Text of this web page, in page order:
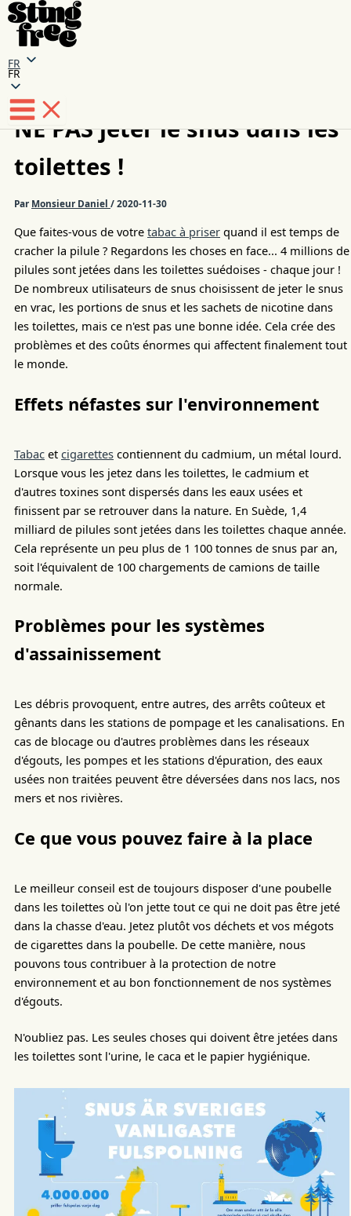
Skip
to
content
FR
FR
NE PAS jeter le snus dans les
toilettes !
Par Monsieur Daniel /2020-11-30
Que faites-vous de votre tabac à priser quand il est temps de
cracher la pilule ? Regardons les choses en face... 4 millions de
pilules sont jetées dans les toilettes suédoises - chaque jour !
De nombreux utilisateurs de snus choisissent de jeter le snus
en vrac, les portions de snus et les sachets de nicotine dans
les toilettes, mais ce n'est pas une bonne idée. Cela crée des
problèmes et des coûts énormes qui affectent finalement tout
le monde.
Effets néfastes sur l'environnement
Tabac et cigarettes contiennent du cadmium, un métal lourd.
Lorsque vous les jetez dans les toilettes, le cadmium et
d'autres toxines sont dispersés dans les eaux usées et
finissent par se retrouver dans la nature. En Suède, 1,4
milliard de pilules sont jetées dans les toilettes chaque année.
Cela représente un peu plus de 1 100 tonnes de snus par an,
soit l'équivalent de 100 chargements de camions de taille
normale.
Problèmes pour les systèmes
d'assainissement
Les débris provoquent, entre autres, des arrêts coûteux et
gênants dans les stations de pompage et les canalisations. En
cas de blocage ou d'autres problèmes dans les réseaux
d'égouts, les pompes et les stations d'épuration, des eaux
usées non traitées peuvent être déversées dans nos lacs, nos
mers et nos rivières.
Ce que vous pouvez faire à la place
Le meilleur conseil est de toujours disposer d'une poubelle
dans les toilettes où l'on jette tout ce qui ne doit pas être jeté
dans la chasse d'eau. Jetez plutôt vos déchets et vos mégots
de cigarettes dans la poubelle. De cette manière, nous
pouvons tous contribuer à la protection de notre
environnement et au bon fonctionnement de nos systèmes
d'égouts.
N'oubliez pas. Les seules choses qui doivent être jetées dans
les toilettes sont l'urine, le caca et le papier hygiénique.